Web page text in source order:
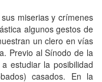
miserias y crímenes
algunos gestos de
un clero en vías
Previo al Sínodo de la
estudiar la posibilidad
casados. En la